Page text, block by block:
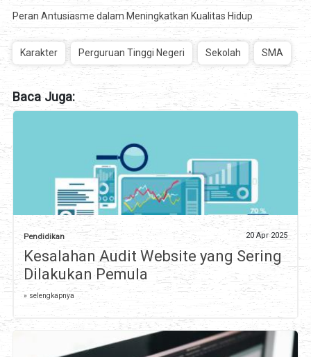
Peran Antusiasme dalam Meningkatkan Kualitas Hidup
Karakter Perguruan Tinggi Negeri Sekolah SMA
Baca Juga:
Pendidikan 20 Apr 2025
Kesalahan Audit Website yang Sering
Dilakukan Pemula
» selengkapnya